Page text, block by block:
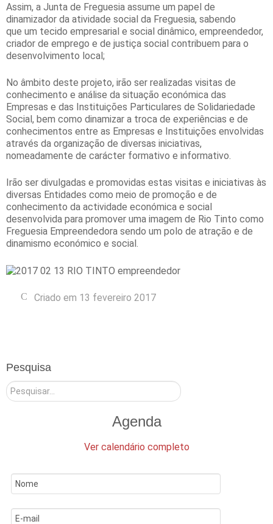
Pesquisa
Pesquisar
Agenda
Ver calendário completo
Assim, a Junta de Freguesia assume um papel de
dinamizador da atividade social da Freguesia, sabendo
que um tecido empresarial e social dinâmico, empreendedor,
criador de emprego e de justiça social contribuem para o
desenvolvimento local;
No âmbito deste projeto, irão ser realizadas visitas de
conhecimento e análise da situação económica das
Empresas e das Instituições Particulares de Solidariedade
Social, bem como dinamizar a troca de experiências e de
conhecimentos entre as Empresas e Instituições envolvidas
através da organização de diversas iniciativas,
nomeadamente de carácter formativo e informativo.
Irão ser divulgadas e promovidas estas visitas e iniciativas às
diversas Entidades como meio de promoção e de
conhecimento da actividade económica e social
desenvolvida para promover uma imagem de Rio Tinto como
Freguesia Empreendedora sendo um polo de atração e de
dinamismo económico e social.
Criado em 13 fevereiro 2017